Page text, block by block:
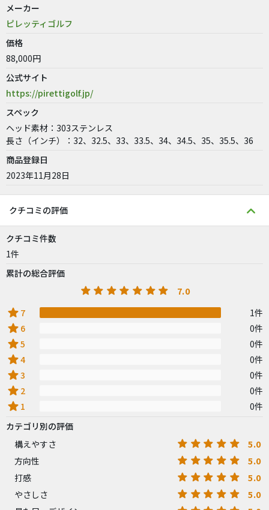
メーカー
ピレッティゴルフ
価格
88,000円
公式サイト
https://pirettigolf.jp/
スペック
ヘッド素材：303ステンレス
長さ（インチ）：32、32.5、33、33.5、34、34.5、35、35.5、36
商品登録日
2023年11月28日
クチコミの評価
クチコミ件数
1件
累計の総合評価
7.0
star 7 1件
star 6 0件
star5 0件
star4 0件
star3 0件
star 2 0件
star 1
0件
カテゴリ別の評価
構えやすさ
5.0
方向性 5.0
打感 5.0
やさしさ 5.0